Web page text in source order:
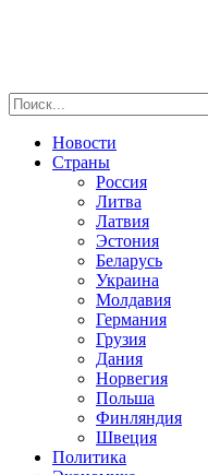
Новости
Страны
Россия
Литва
Латвия
Эстония
Беларусь
Украина
Молдавия
Германия
Грузия
Дания
Норвегия
Польша
Финляндия
Швеция
Политика